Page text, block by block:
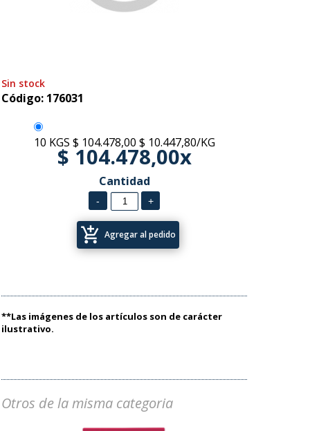
Sin stock
Código: 176031
10 KGS $ 104.478,00 $ 10.447,80/KG
$ 104.478,00x
Cantidad
add_shopping_cart Agregar al pedido
**Las imágenes de los artículos son de carácter
ilustrativo.
Otros de la misma categoria